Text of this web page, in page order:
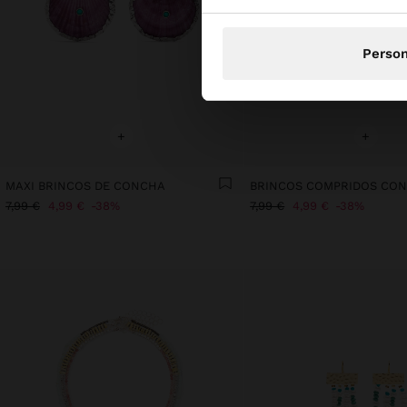
+
MAXI BRINCOS DE CONCHA
7,99 €
4,99 € 38%
+
BRINCOS COMPRIDOS
7,99 €
4,99 € 38%